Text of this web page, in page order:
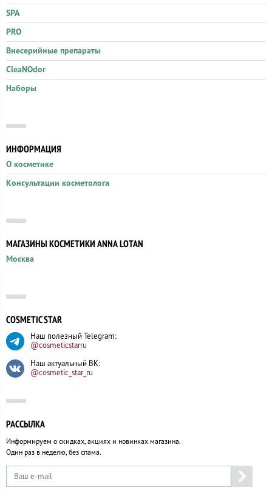
SPA
PRO
Внесерийные препараты
CleaNOdor
Наборы
ИНФОРМАЦИЯ
О косметике
Консультации косметолога
МАГАЗИНЫ КОСМЕТИКИ ANNA LOTAN
Москва
COSMETIC STAR
Наш полезный Telegram:
@cosmeticstarru
Наш актуальный ВК:
@cosmetic_star_ru
РАССЫЛКА
Информируем о скидках, акциях и новинках магазина.
Один раз в неделю, без спама.